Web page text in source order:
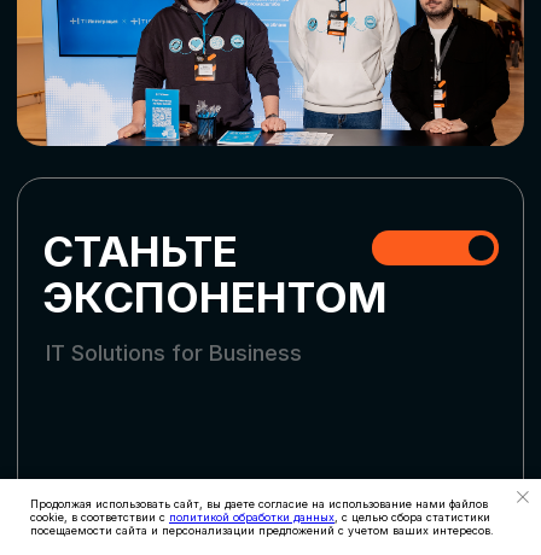
Продолжая использовать сайт, вы даете согласие на использование нами файлов
cookie, в соответствии с политикой обработки данных , с целью сбора статистики
посещаемости сайта и персонализации предложений с учетом ваших интересов.
АККРЕДИТАЦИЯ
СМИ
СТАТЬ УЧАСТНИКОМ